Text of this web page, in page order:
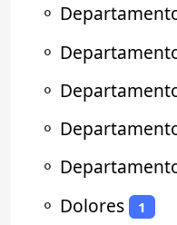
⚬
⚬
⚬
⚬
⚬
⚬ Dolores 1